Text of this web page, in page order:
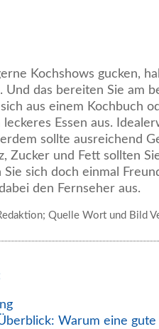
Kochshows gucken,
Und das bereiten Sie am
aus einem Kochbuch
Essen aus.
sollte ausreichend
Zucker und Fett sollten
sich doch einmal
den Fernseher aus.
Quelle Wort und Bild
Warum eine